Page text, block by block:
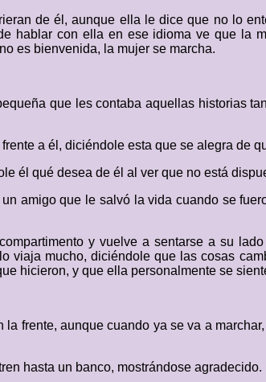
de él, aunque ella le dice que no lo
hablar con ella en ese idioma ve que la
es bienvenida, la mujer se marcha.
que les contaba aquellas historias
a él, diciéndole esta que se alegra de
él qué desea de él al ver que no está
amigo que le salvó la vida cuando se
y vuelve a sentarse a su
viaja mucho, diciéndole que las cosas
hicieron, y que ella personalmente se
frente, aunque cuando ya se va a
hasta un banco, mostrándose agradecido.